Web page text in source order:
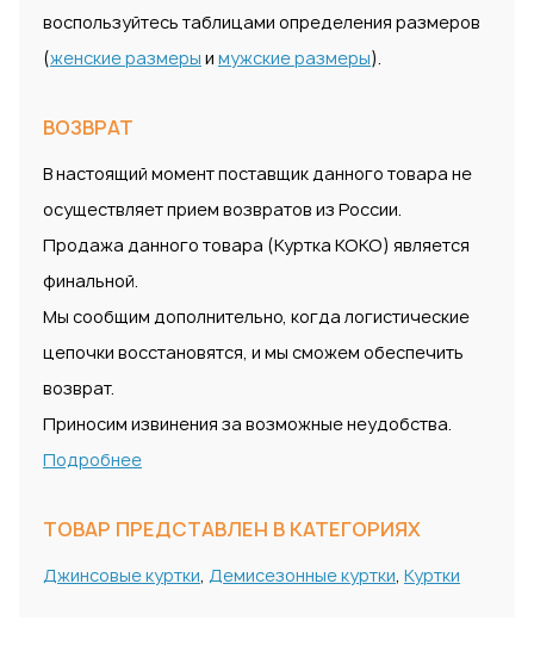
воспользуйтесь таблицами определения размеров
(женские размеры и мужские размеры).
ВОЗВРАТ
В настоящий момент поставщик данного товара не
осуществляет прием возвратов из России.
Продажа данного товара (Куртка KOKO) является
финальной.
Мы сообщим дополнительно, когда логистические
цепочки восстановятся, и мы сможем обеспечить
возврат.
Приносим извинения за возможные неудобства.
Подробнее
ТОВАР ПРЕДСТАВЛЕН В КАТЕГОРИЯХ
Джинсовые куртки, Демисезонные куртки, Куртки